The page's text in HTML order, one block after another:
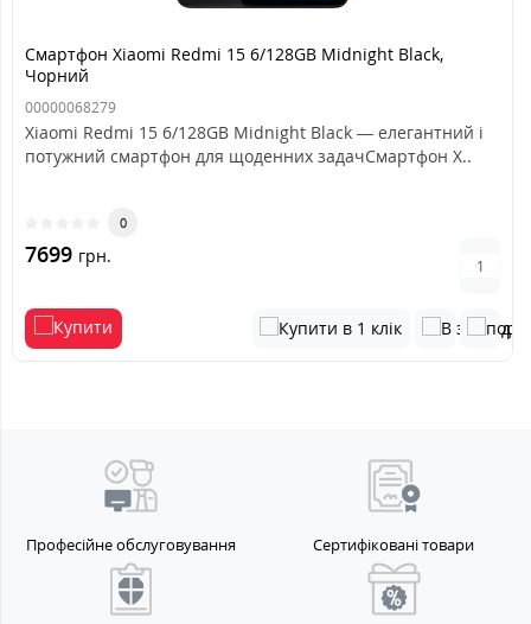
Смартфон Xiaomi Redmi 15 6/128GB Midnight Black,
Чорний
00000068279
Xiaomi Redmi 15 6/128GB Midnight Black — елегантний і
потужний смартфон для щоденних задачСмартфон X..
0
7699 грн.
Професійне обслуговування Сертифіковані товари